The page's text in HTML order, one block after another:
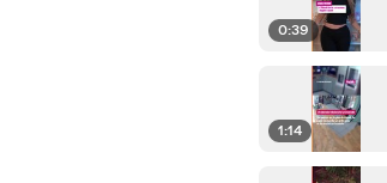
0:39
1:14